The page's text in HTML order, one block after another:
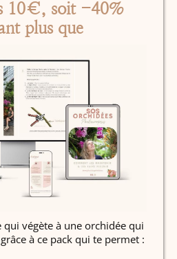
10€, soit -40%
plus que
qui végète à une orchidée qui
à ce pack qui te permet :